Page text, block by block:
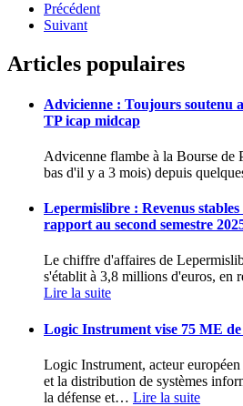
Précédent
Suivant
Articles populaires
Advicienne : Toujours soutenu
TP icap midcap
Advicenne flambe à la Bourse de
bas d'il y a 3 mois) depuis
Lepermislibre : Revenus
rapport au second semestre
Le chiffre d'affaires de
s'établit à 3,8 millions d'euros, en
Lire la suite
Logic Instrument vise 75 ME
Logic Instrument, acteur
et la distribution de systèmes
la défense et… Lire la suite